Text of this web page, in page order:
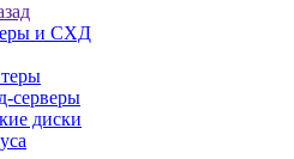
и СХД
серверы
диски